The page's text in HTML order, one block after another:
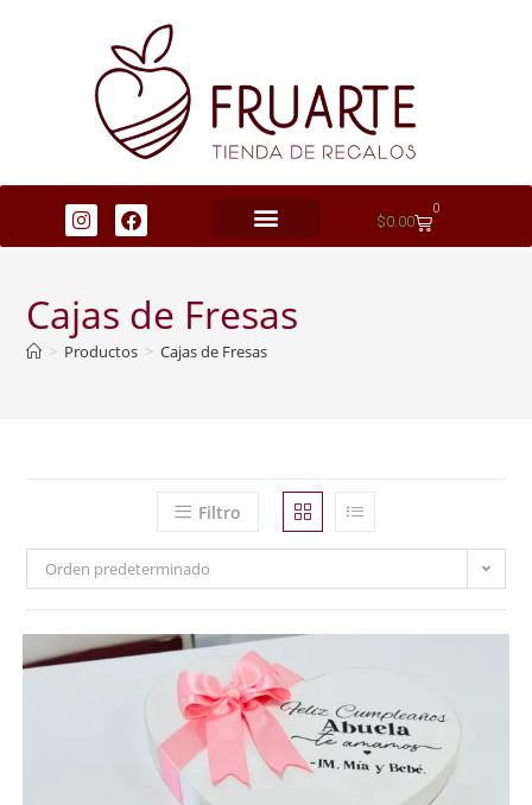
$0.00
0
Cajas de Fresas
> Productos > Cajas de Fresas
Filtro
Orden predeterminado